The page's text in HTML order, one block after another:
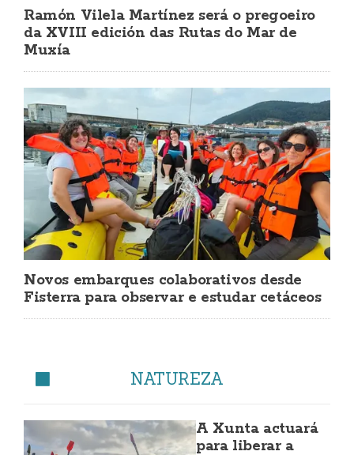
Ramón Vilela Martínez será o pregoeiro
da XVIII edición das Rutas do Mar de
Muxía
Novos embarques colaborativos desde
Fisterra para observar e estudar cetáceos
NATUREZA
A Xunta actuará
para liberar a